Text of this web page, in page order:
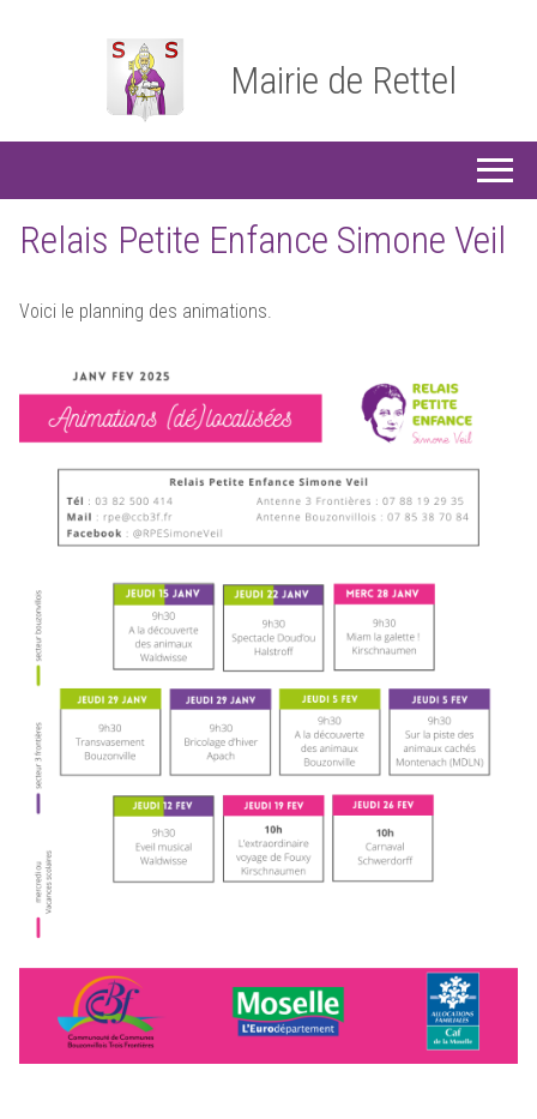
Mairie de Rettel
Relais Petite Enfance Simone Veil
Voici le planning des animations.